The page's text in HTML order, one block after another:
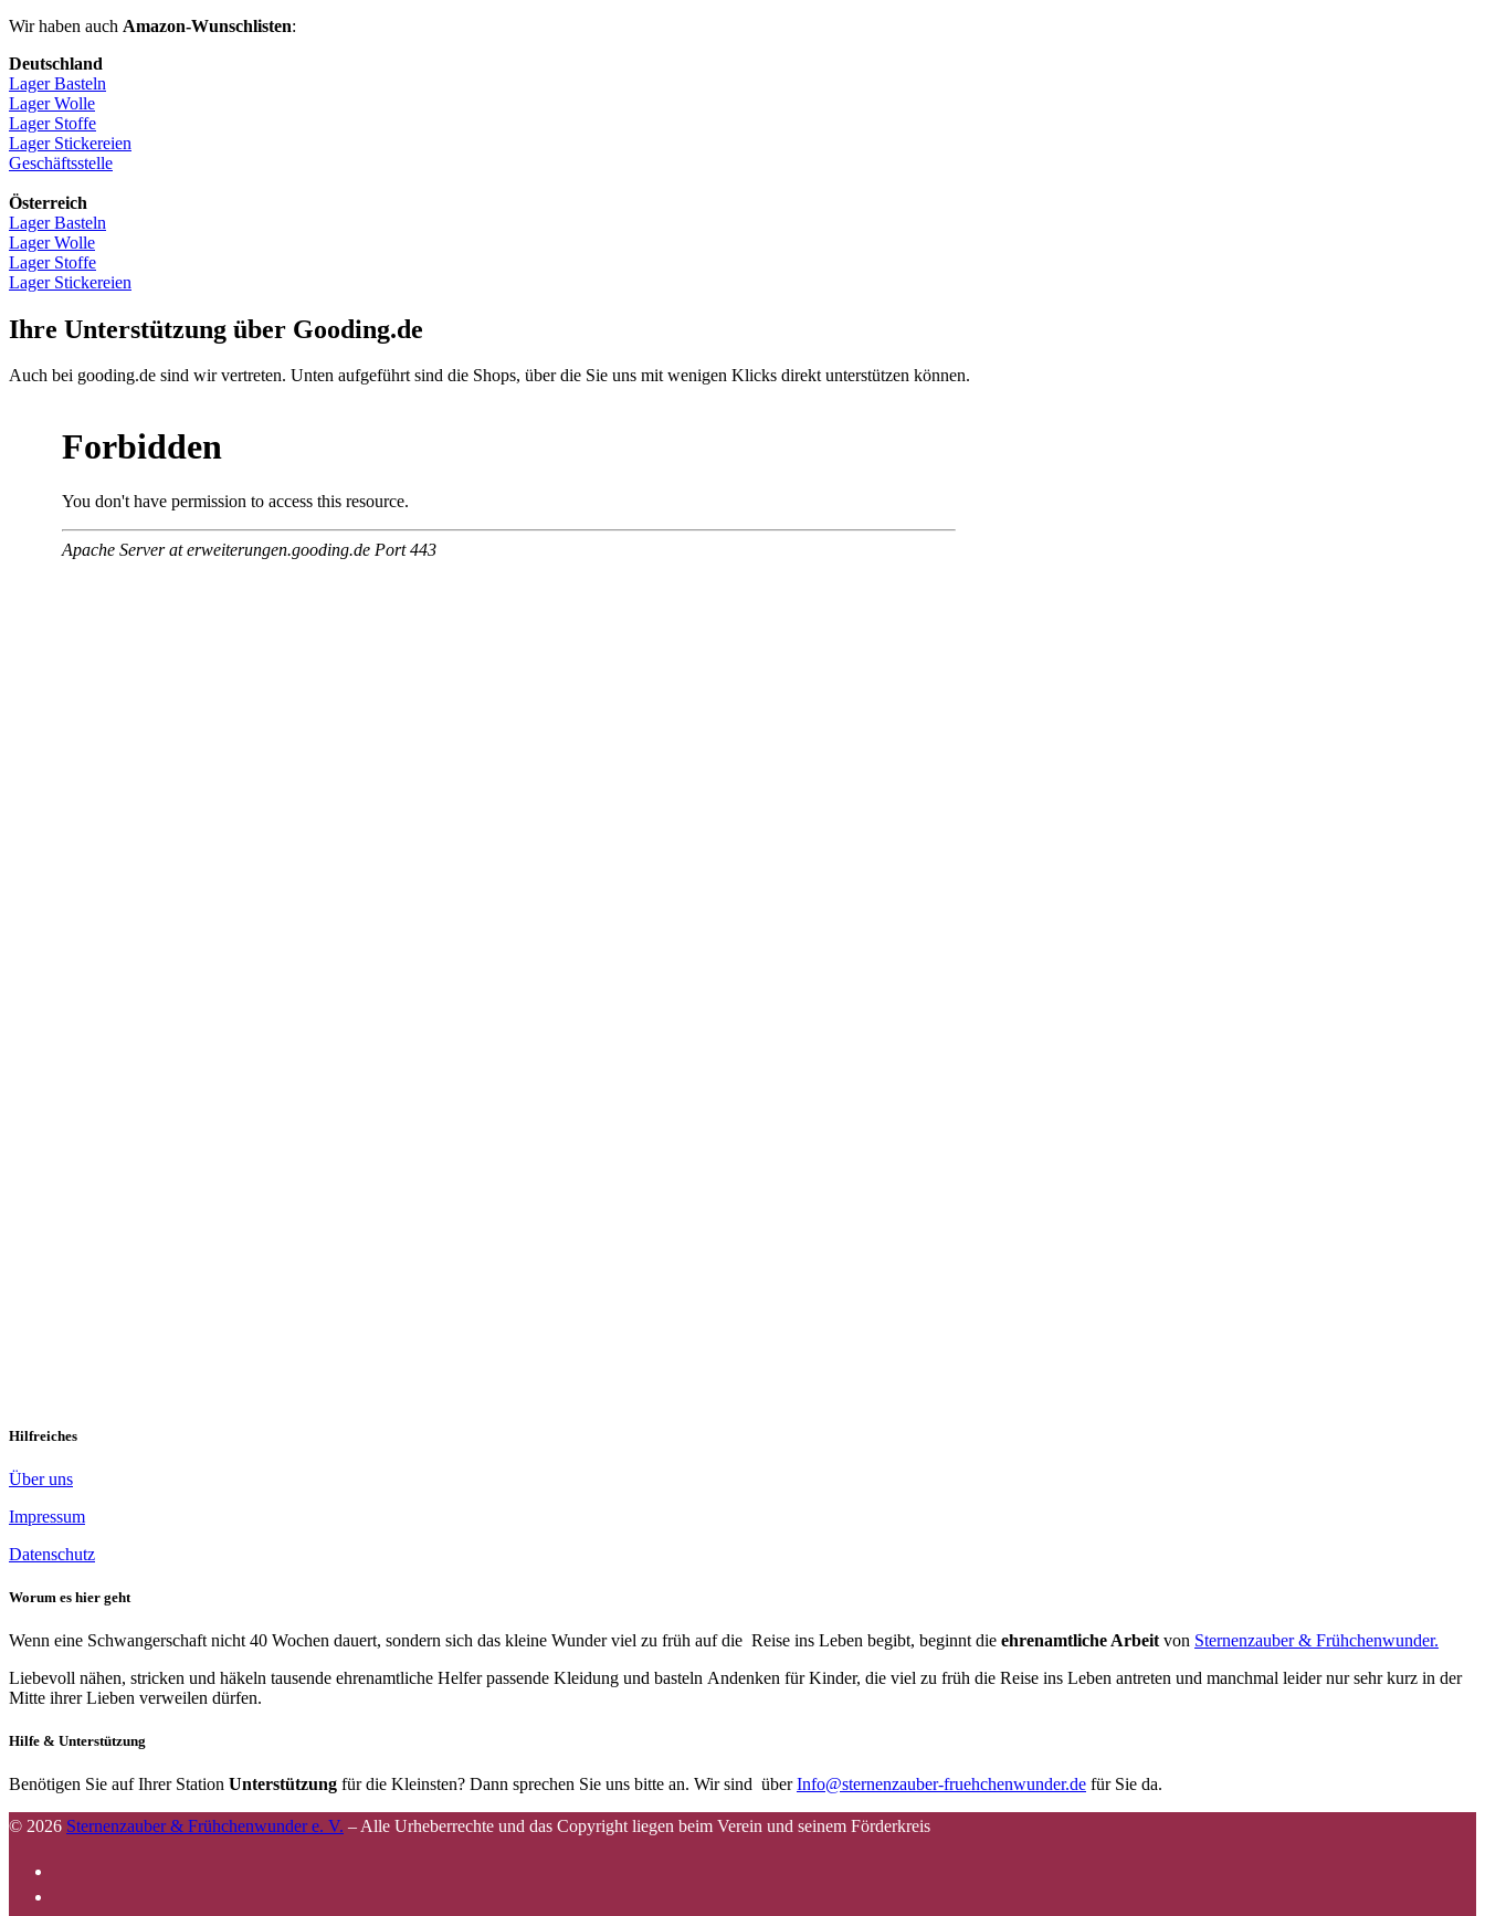
Wir haben auch Amazon-Wunschlisten:
Deutschland
Lager Basteln
Lager Wolle
Lager Stoffe
Lager Stickereien
Geschäftsstelle
Österreich
Lager Basteln
Lager Wolle
Lager Stoffe
Lager Stickereien
Ihre Unterstützung über Gooding.de
Auch bei gooding.de sind wir vertreten. Unten aufgeführt sind die Shops, über die Sie uns mit wenigen Klicks direkt unterstützen können.
Hilfreiches
Über uns
Impressum
Datenschutz
Worum es hier geht
Wenn eine Schwangerschaft nicht 40 Wochen dauert, sondern sich das kleine Wunder viel zu früh auf die Reise ins Leben begibt, beginnt die ehrenamtliche Arbeit von Sternenzauber & Frühchenwunder.
Liebevoll nähen, stricken und häkeln tausende ehrenamtliche Helfer passende Kleidung und basteln Andenken für Kinder, die viel zu früh die Reise ins Leben antreten und manchmal leider nur sehr kurz in der
Mitte ihrer Lieben verweilen dürfen.
Hilfe & Unterstützung
Benötigen Sie auf Ihrer Station Unterstützung für die Kleinsten? Dann sprechen Sie uns bitte an. Wir sind überInfo@sternenzauber-fruehchenwunder.de für Sie da.
© 2026 Sternenzauber & Frühchenwunder e. V. –Alle Urheberrechte und das Copyright liegen beim Verein und seinem Förderkreis